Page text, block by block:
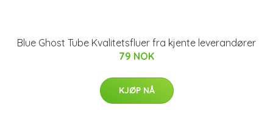
Blue Ghost Tube Kvalitetsfluer fra kjente leverandører
79 NOK
KJØP NÅ